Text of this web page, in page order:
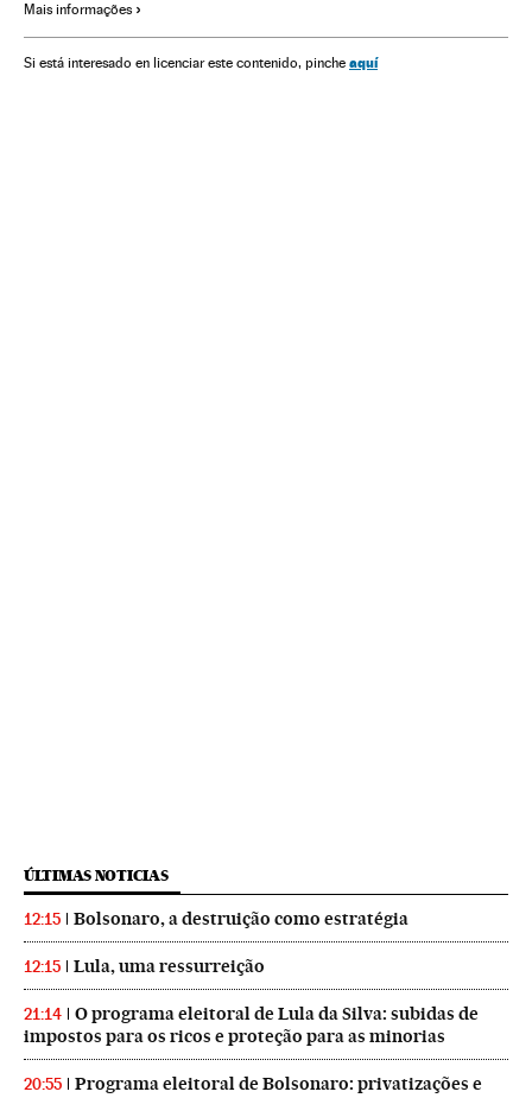
América do Norte
Sexualidade Sociedade
Mais informações
Si está interesado en licenciar este contenido, pinche aquí
ÚLTIMAS NOTICIAS
12:15 Bolsonaro, a destruição como estratégia
12:15 Lula, uma ressurreição
21:14
O programa eleitoral de Lula da Silva: subidas de
impostos para os ricos e proteção para as minorias
20:55
Programa eleitoral de Bolsonaro: privatizações e